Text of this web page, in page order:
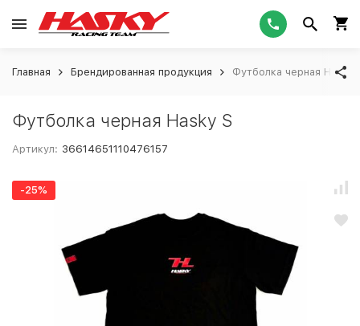
Главная Брендированная продукция Футболка черная Hasky
Футболка черная Hasky S
Артикул: 36614651110476157
-25%